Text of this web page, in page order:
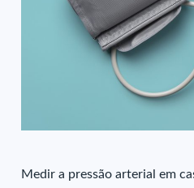
Medir a pressão arterial em